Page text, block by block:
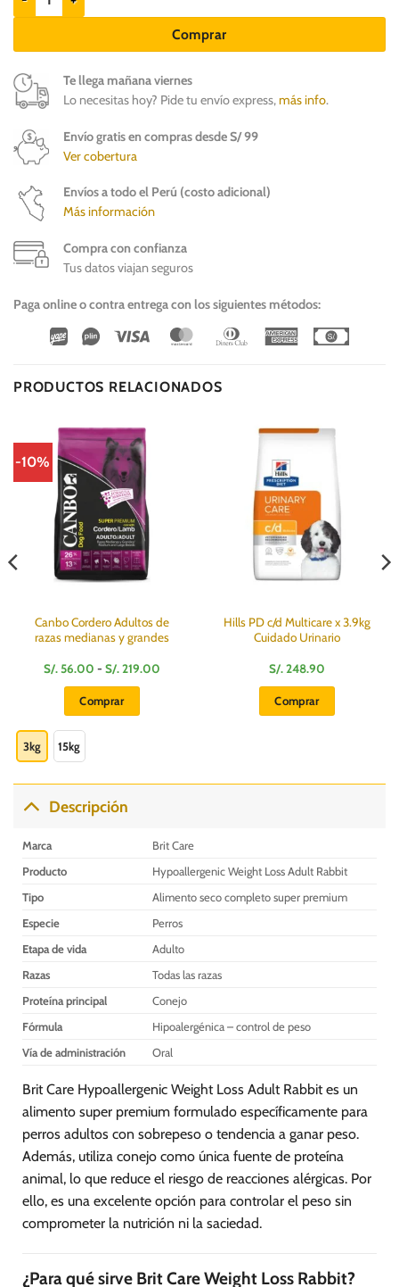
Comprar
Te llega mañana viernes
Lo necesitas hoy? Pide tu envío express,más info.
Envío gratis en compras desde S/ 99
Ver cobertura
Envíos a todo el Perú (costo adicional)
Más información
Compra con confianza
Tus datos viajan seguros
Paga online o contra entrega con los siguientes métodos:
Wirecard
Vipps Visa MasterCardDinners
American
PRODUCTOS RELACIONADOS
-10%
Canbo Cordero Adultos de
razas medianas y grandes
S/.56.00 - S/.219.00
Comprar
múltiples
variantes.
Las
3kg 15kg
Hills PD c/d Multicare x 3.9kg
Cuidado Urinario
S/.248.90
Comprar
Descripción
Marca
Brit Care
Producto
Hypoallergenic Weight Loss Adult Rabbit
Tipo
Alimento seco completo super premium
Especie
Perros
Etapa de vida
Adulto
Razas
Todas las razas
Proteína principal
Conejo
Fórmula
Hipoalergénica – control de peso
Vía de administración
Oral
Brit Care Hypoallergenic Weight Loss Adult Rabbit es un
alimento super premium formulado específicamente para
perros adultos con sobrepeso o tendencia a ganar peso.
Además, utiliza conejo como única fuente de proteína
animal, lo que reduce el riesgo de reacciones alérgicas. Por
ello, es una excelente opción para controlar el peso sin
comprometer la nutrición ni la saciedad.
¿Para qué sirve Brit Care Weight Loss Rabbit?